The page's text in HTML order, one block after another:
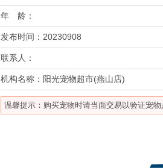
年 龄：
发布时间： 20230908
联系人：
机构名称： 阳光宠物超市(燕山店)
温馨提示：购买宠物时请当面交易以验证宠